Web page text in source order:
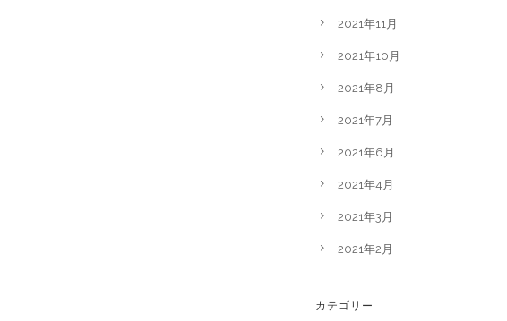
2021年11月
2021年10月
2021年8月
2021年7月
2021年6月
2021年4月
2021年3月
2021年2月
カテゴリー